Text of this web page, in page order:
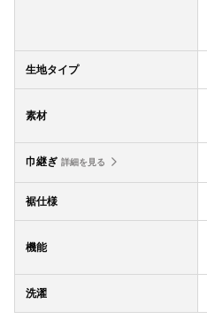
生地タイプ
素材
巾継ぎ 詳細を見る
裾仕様
機能
洗濯